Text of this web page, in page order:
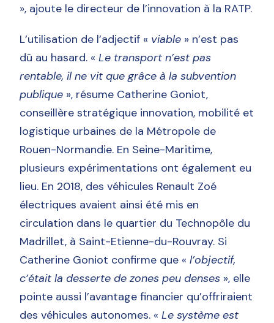
», ajoute le directeur de l’innovation à la RATP.
L’utilisation de l’adjectif « viable » n’est pas
dû au hasard. «Le transport n’est pas
rentable, il ne vit que grâce à la subvention
publique », résume Catherine Goniot,
conseillère stratégique innovation, mobilité et
logistique urbaines de la Métropole de
Rouen-Normandie. En Seine-Maritime,
plusieurs expérimentations ont également eu
lieu. En 2018, des véhicules Renault Zoé
électriques avaient ainsi été mis en
circulation dans le quartier du Technopôle du
Madrillet, à Saint-Etienne-du-Rouvray. Si
Catherine Goniot confirme que «l’objectif,
c’était la desserte de zones peu denses », elle
pointe aussi l’avantage financier qu’offriraient
des véhicules autonomes. «Le système est